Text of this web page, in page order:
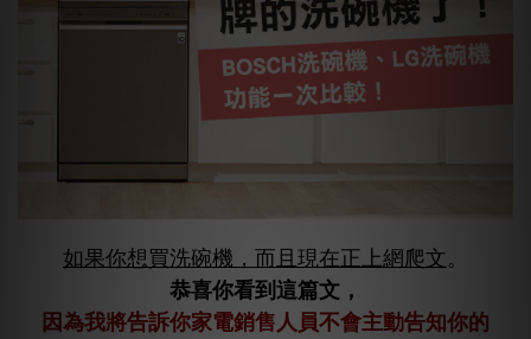
如果你想買洗碗機，而且現在正上網爬文。
恭喜你看到這篇文，
因為我將告訴你家電銷售人員不會主動告知你的